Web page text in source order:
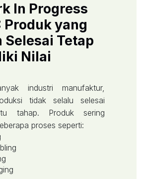
In Progress
Produk yang
Selesai Tetap
Nilai
industri manufaktur,
tidak selalu selesai
tahap. Produk sering
proses seperti: